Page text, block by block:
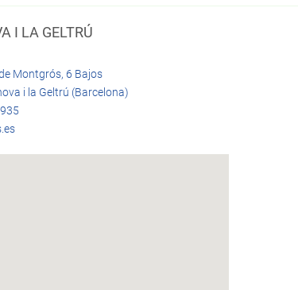
I LA GELTRÚ
Montgrós, 6 Bajos
i la Geltrú (Barcelona)